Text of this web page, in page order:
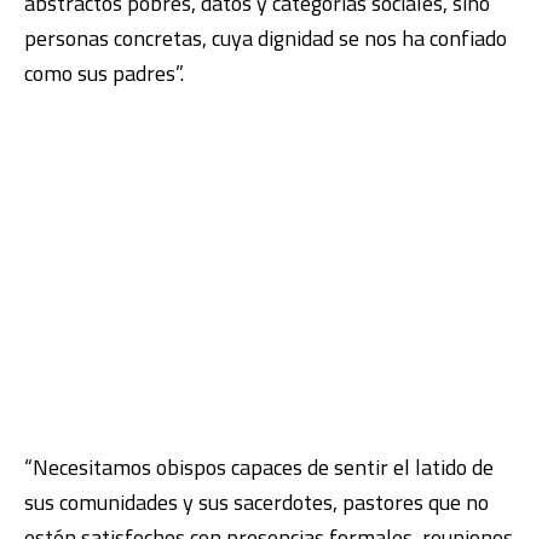
personas concretas, cuya dignidad se nos ha confiado
como sus padres”.
“Necesitamos obispos capaces de sentir el latido de
sus comunidades y sus sacerdotes, pastores que no